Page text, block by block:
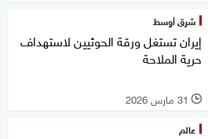
شرق أوسط
إيران تستغل ورقة الحوثيين لاستهداف
حرية الملاحة
l 31 مارس 2026
عالم